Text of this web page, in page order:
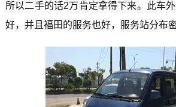
所以二手的话2万肯定拿得下来。此车
好，并且福田的服务也好，服务站分布